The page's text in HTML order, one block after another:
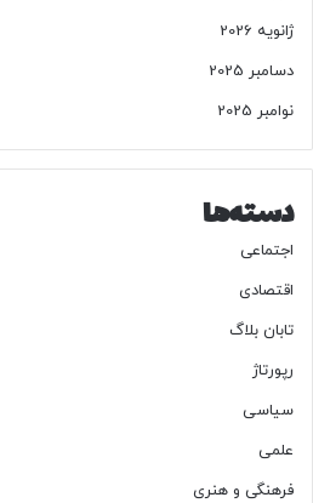
ش
ن
ژانویه 2026
دسامبر 2025
نوامبر 2025
دسته‌ها
اجتماعی
اقتصادی
تابان بلاگ
رپورتاژ
سیاسی
علمی
فرهنگی و هنری